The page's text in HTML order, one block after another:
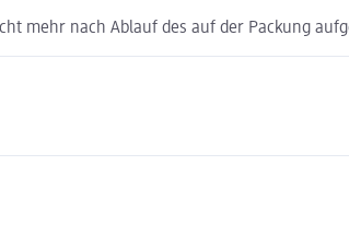
mehr nach Ablauf des auf der Packung